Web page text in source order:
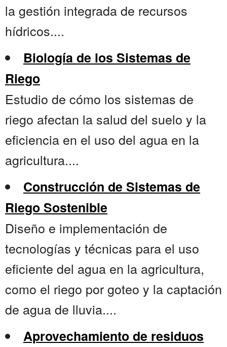
la gestión integrada de recursos
hídricos....
Biología de los Sistemas de
Riego
Estudio de cómo los sistemas de
riego afectan la salud del suelo y la
eficiencia en el uso del agua en la
agricultura....
Construcción de Sistemas de
Riego Sostenible
Diseño e implementación de
tecnologías y técnicas para el uso
eficiente del agua en la agricultura,
como el riego por goteo y la captación
de agua de lluvia....
Aprovechamiento de residuos